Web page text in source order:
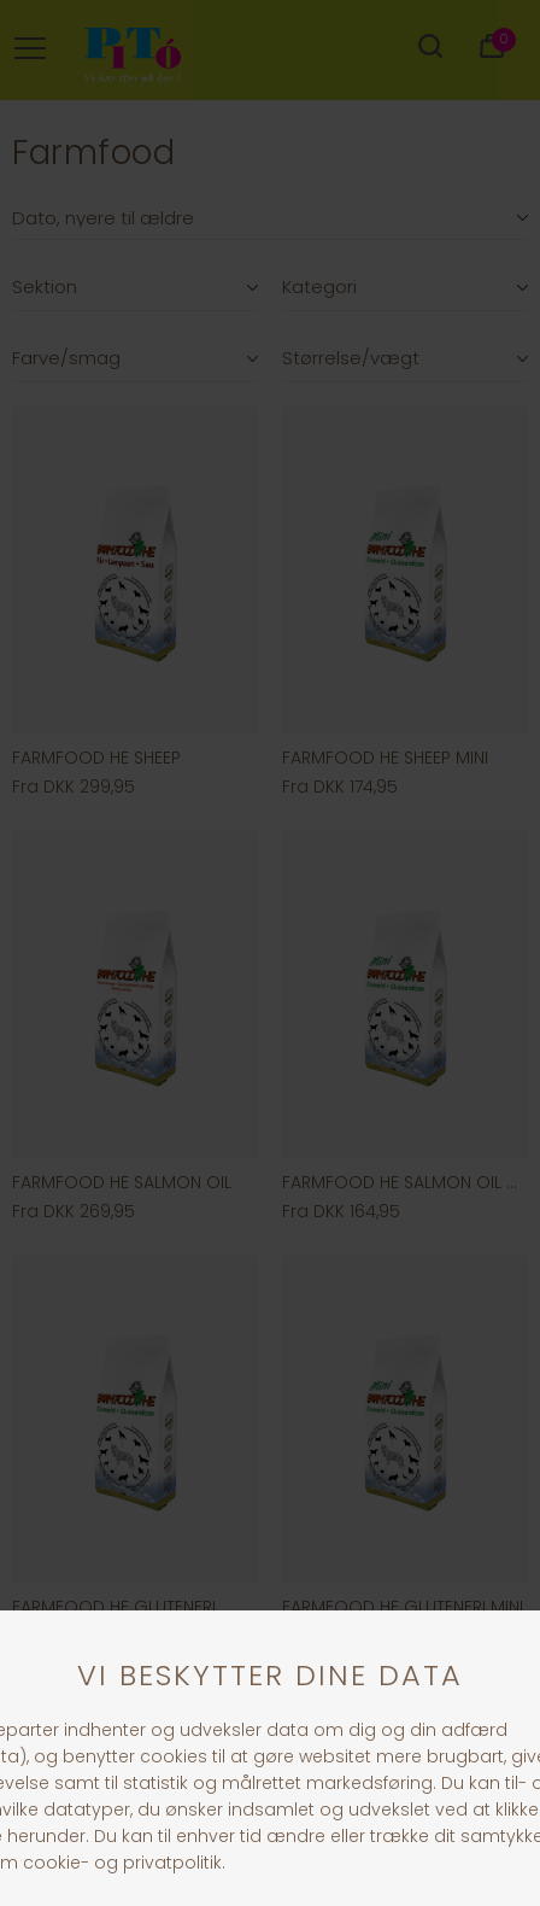
0
Farmfood
Sektion Kategori
Farve/smag Størrelse/vægt
FARMFOOD HE SHEEP
Fra DKK 299,95
FARMFOOD HE SHEEP MINI
Fra DKK 174,95
FARMFOOD HE SALMON OIL
Fra DKK 269,95
FARMFOOD HE SALMON OIL MINI
Fra DKK 164,95
FARMFOOD HE GLUTENFRI
FARMFOOD HE GLUTENFRI MINI